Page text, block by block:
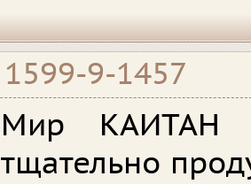
1599-9-1457
Мир КАИТАН
тщательно